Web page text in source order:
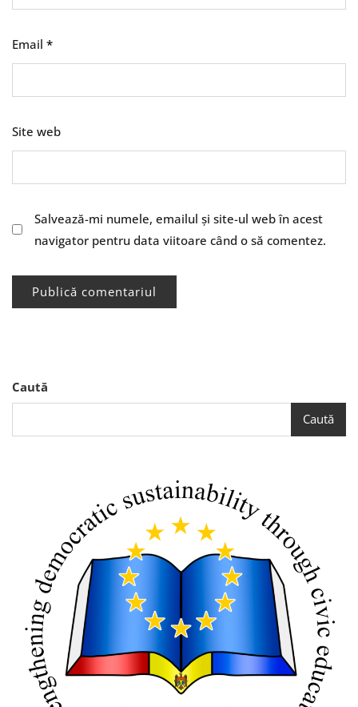
Email *
Site web
Salvează-mi numele, emailul și site-ul web în acest
navigator pentru data viitoare când o să comentez.
Caută
Caută